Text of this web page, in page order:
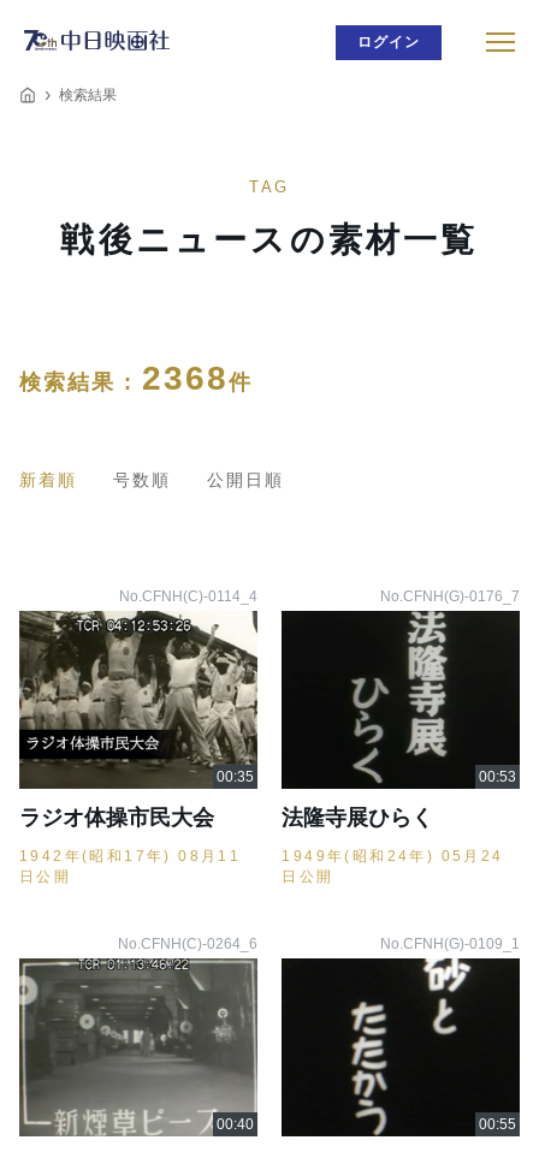
ログイン
検索結果
TAG
戦後ニュースの素材一覧
検索結果 : 2368件
新着順 号数順 公開日順
No.CFNH(C)-0114_4
ラジオ体操市民大会
1942年(昭和17年) 08月11
日公開
No.CFNH(G)-0176_7
法隆寺展ひらく
1949年(昭和24年) 05月24
日公開
No.CFNH(C)-0264_6 No.CFNH(G)-0109_1